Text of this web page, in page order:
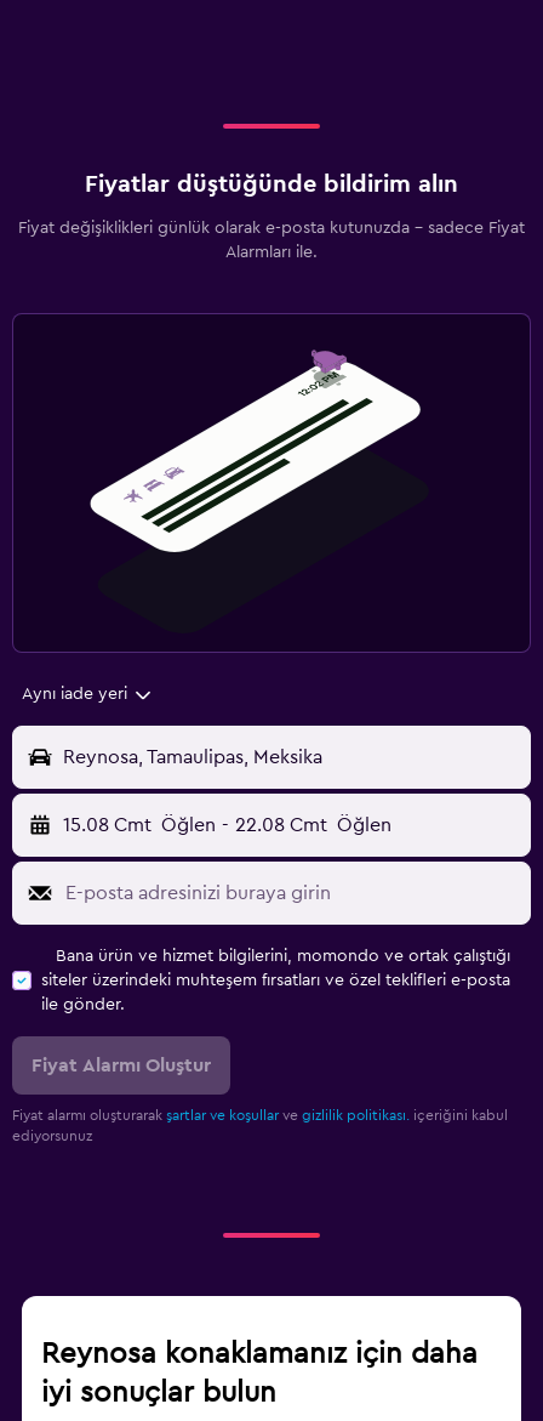
Fiyatlar düştüğünde bildirim alın
Fiyat değişiklikleri günlük olarak e-posta kutunuzda - sadece Fiyat
Alarmları ile.
Aynı iade yeri
Reynosa, Tamaulipas, Meksika
15.08 Cmt Öğlen - 22.08 Cmt Öğlen
Bana ürün ve hizmet bilgilerini, momondo ve ortak çalıştığı
siteler üzerindeki muhteşem fırsatları ve özel teklifleri e-posta
ile gönder.
Fiyat Alarmı Oluştur
Fiyat alarmı oluşturarak şartlar ve koşullar ve gizlilik politikası. içeriğini kabul
ediyorsunuz
Reynosa konaklamanız için daha
iyi sonuçlar bulun